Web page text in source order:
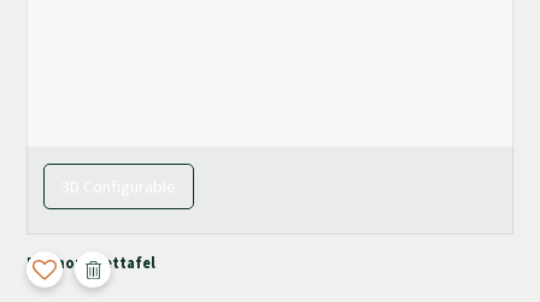
Pyrmont Eettafel